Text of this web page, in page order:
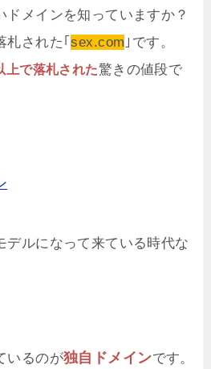
ドメインを知っていますか？
札された｢sex.com ｣です。
上で落札された驚きの値段で
デルになって来ている時代な
いるのが独自ドメインです。